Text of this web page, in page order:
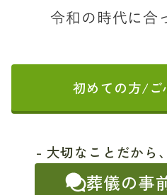
令和の時代に合
初めての方/ご
- 大切なことだから
葬儀の事